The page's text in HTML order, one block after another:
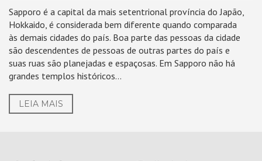
Sapporo é a capital da mais setentrional província do Japão,
Hokkaido, é considerada bem diferente quando comparada
às demais cidades do país. Boa parte das pessoas da cidade
são descendentes de pessoas de outras partes do país e
suas ruas são planejadas e espaçosas. Em Sapporo não há
grandes templos históricos...
LEIA MAIS